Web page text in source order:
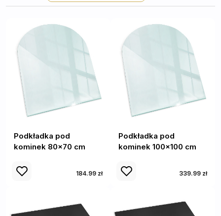
Podkładka pod
kominek 80x70 cm
184.99 zł
Podkładka pod
kominek 100x100 cm
339.99 zł